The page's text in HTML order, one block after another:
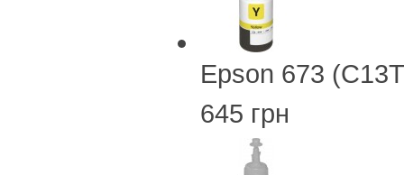
Epson 673
645 грн